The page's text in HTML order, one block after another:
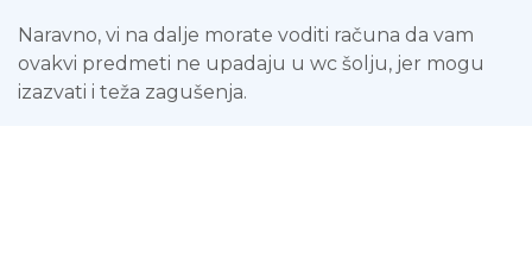
Naravno, vi na dalje morate voditi računa da vam
ovakvi predmeti ne upadaju u wc šolju, jer mogu
izazvati i teža zagušenja.